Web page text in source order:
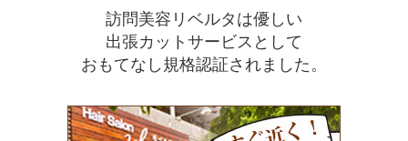
訪問美容リベルタは優しい
出張カットサービスとして
おもてなし規格認証されました。